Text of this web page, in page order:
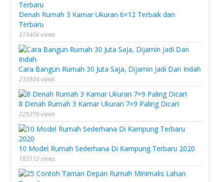
Denah Rumah 3 Kamar Ukuran 6×12 Terbaik dan
Terbaru
315406 views
Cara Bangun Rumah 30 Juta Saja, Dijamin Jadi Dan Indah
235804 views
8 Denah Rumah 3 Kamar Ukuran 7×9 Paling Dicari
225276 views
10 Model Rumah Sederhana Di Kampung Terbaru 2020
183112 views